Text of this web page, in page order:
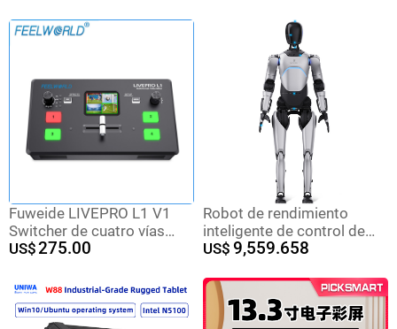
de la escuela, hospital,
recepción activa, guía de
diálogo camarero
Fuweide LIVEPRO L1 V1
Switcher de cuatro vías
multi-Dispositivo de
Transmisión de medios de
transmisión en vivo
US$275.00
Robot de rendimiento
inteligente de control de
movimiento de movimiento
Módulo de programación
de tiempo arrastrar fácil
operación
US$ 9,559.658